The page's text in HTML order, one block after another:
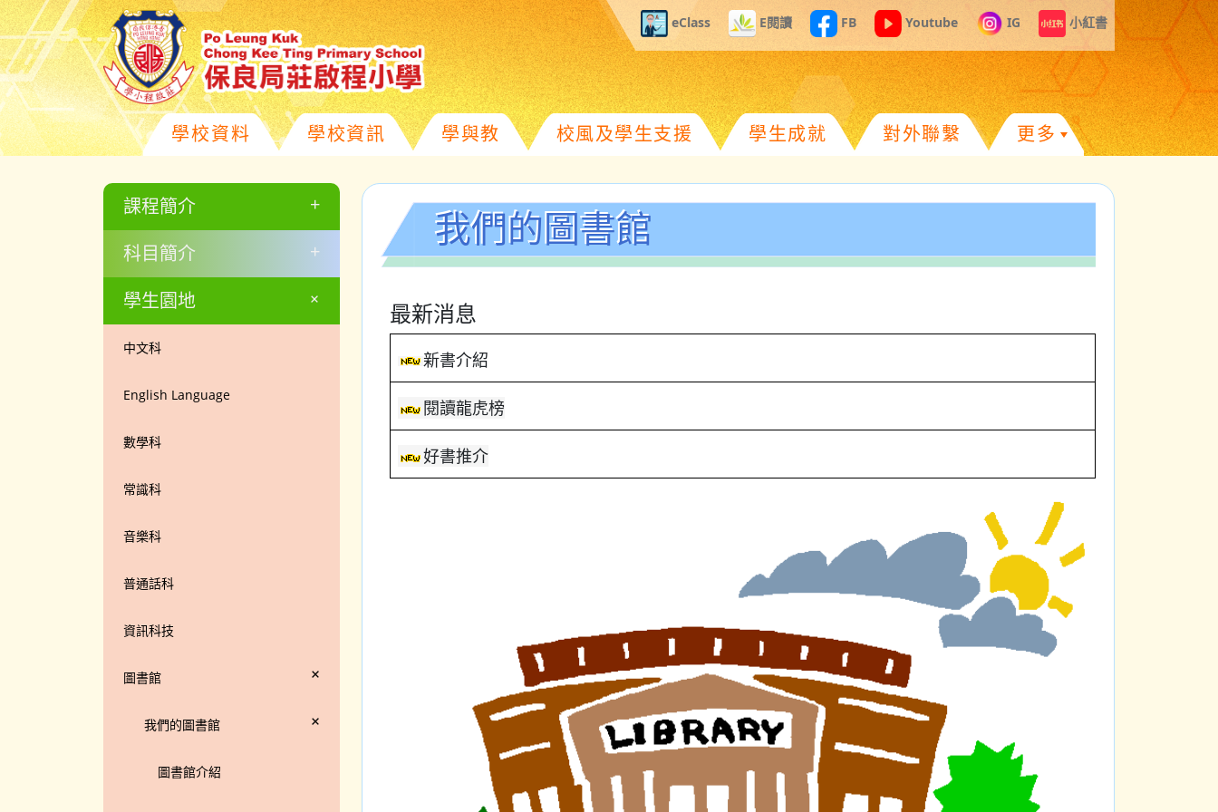
eClass E閱讀 FB Youtube IG 小紅書
學校資料 學校資訊 學與教 校風及學生支援 學生成就 對外聯繫 更多
課程簡介
+
科目簡介
+
學生園地
+
中文科
English Language
數學科
常識科
音樂科
普通話科
資訊科技
圖書館 +
我們的圖書館 +
圖書館介紹
我們的圖書館
最新消息
新書介紹
閱讀龍虎榜
好書推介